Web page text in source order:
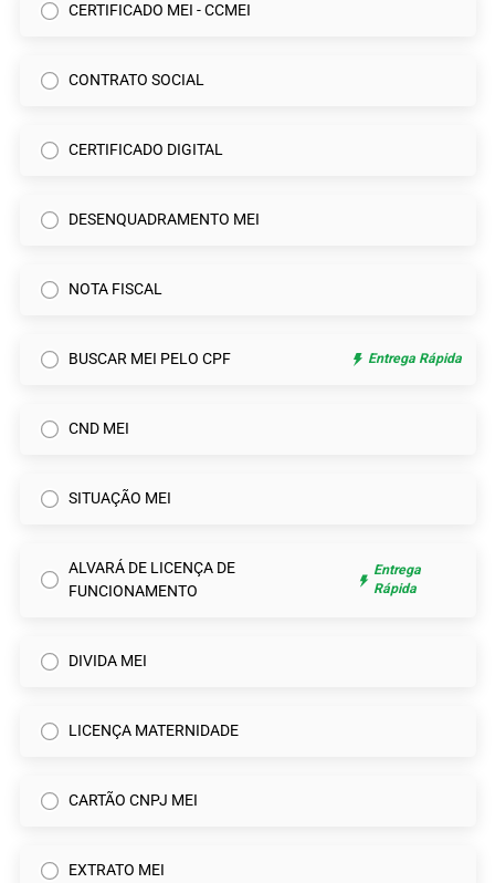
CERTIFICADO MEI - CCMEI
CONTRATO SOCIAL
CERTIFICADO DIGITAL
DESENQUADRAMENTO MEI
NOTA FISCAL
BUSCAR MEI PELO CPF Entrega Rápida
CND MEI
SITUAÇÃO MEI
ALVARÁ DE LICENÇA DE
FUNCIONAMENTO
Entrega
Rápida
DIVIDA MEI
LICENÇA MATERNIDADE
CARTÃO CNPJ MEI
EXTRATO MEI